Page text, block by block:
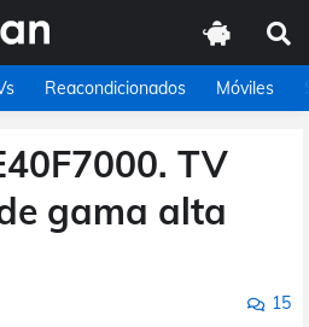
Reacondicionados Móviles
TV
gama alta
15